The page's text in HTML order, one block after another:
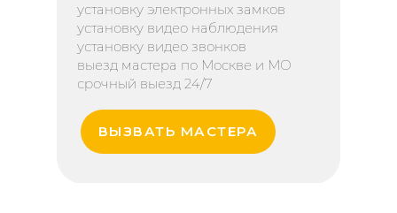
ВЫЗВАТЬ МАСТЕРА
установку электронных замков
установку видео наблюдения
установку видео звонков
выезд мастера по Москве и МО
срочный выезд 24/7